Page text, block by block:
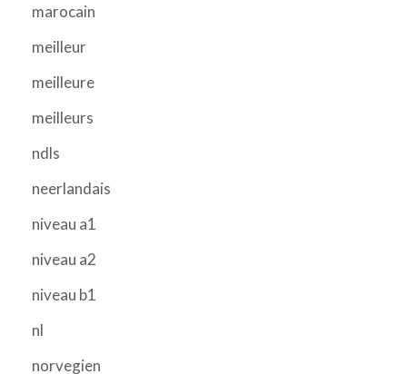
marocain
meilleur
meilleure
meilleurs
ndls
neerlandais
niveau a1
niveau a2
niveau b1
nl
norvegien